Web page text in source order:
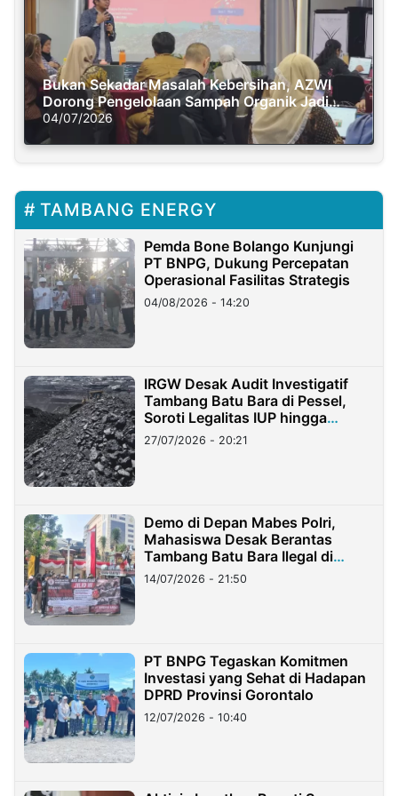
Bukan Sekadar Masalah Kebersihan, AZWI
Dorong Pengelolaan Sampah Organik Jadi
Solusi Krisis Iklim
04/07/2026
TAMBANG ENERGY
Pemda Bone Bolango Kunjungi
PT BNPG, Dukung Percepatan
Operasional Fasilitas Strategis
04/08/2026 - 14:20
IRGW Desak Audit Investigatif
Tambang Batu Bara di Pessel,
Soroti Legalitas IUP hingga
Stockpile
27/07/2026 - 20:21
Demo di Depan Mabes Polri,
Mahasiswa Desak Berantas
Tambang Batu Bara Ilegal di
Lampung
14/07/2026 - 21:50
PT BNPG Tegaskan Komitmen
Investasi yang Sehat di Hadapan
DPRD Provinsi Gorontalo
12/07/2026 - 10:40